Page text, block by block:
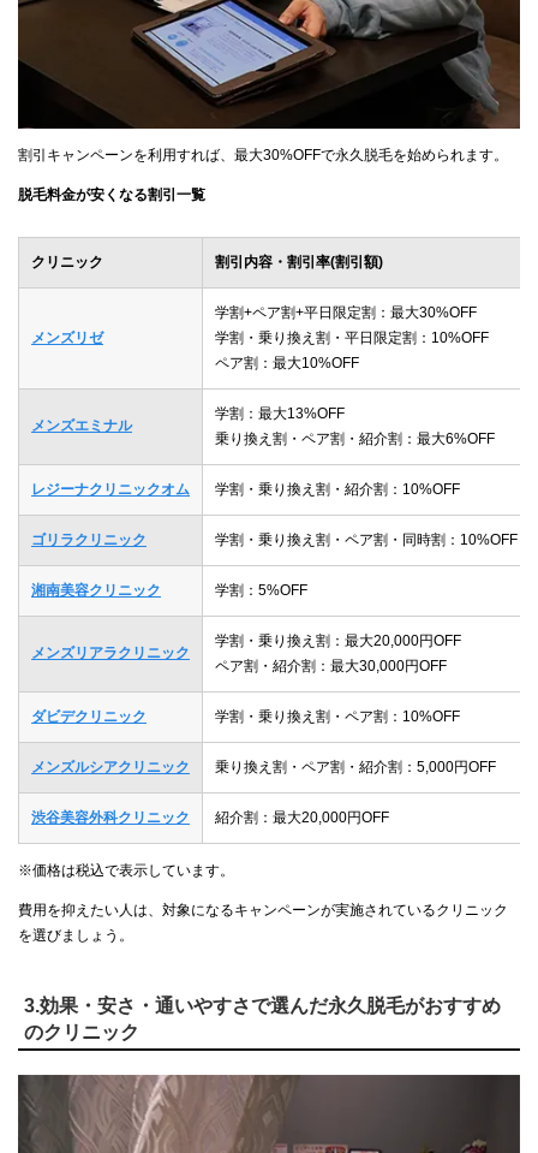
割引キャンペーンを利用すれば、最大30%OFFで永久脱毛を始められます。
脱毛料金が安くなる割引一覧
クリニック 割引内容・割引率(割引額)
メンズリゼ
学割+ペア割+平日限定割：最大30%OFF
学割・乗り換え割・平日限定割：10%OFF
ペア割：最大10%OFF
メンズエミナル
学割：最大13%OFF
乗り換え割・ペア割・紹介割：最大6%OFF
レジーナクリニックオム 学割・乗り換え割・紹介割：10%OFF
ゴリラクリニック 学割・乗り換え割・ペア割・同時割：10%OFF
湘南美容クリニック 学割：5%OFF
メンズリアラクリニック
学割・乗り換え割：最大20,000円OFF
ペア割・紹介割：最大30,000円OFF
ダビデクリニック 学割・乗り換え割・ペア割：10%OFF
メンズルシアクリニック 乗り換え割・ペア割・紹介割：5,000円OFF
渋谷美容外科クリニック 紹介割：最大20,000円OFF
※価格は税込で表示しています。
費用を抑えたい人は、対象になるキャンペーンが実施されているクリニック
を選びましょう。
3.効果・安さ・通いやすさで選んだ永久脱毛がおすすめ
のクリニック